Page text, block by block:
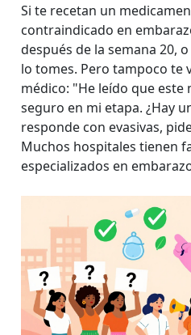
Si te recetan un
contraindicado en
después de la semana 20,
lo tomes. Pero tampoco te
médico: "He leído que este
seguro en mi etapa. ¿Hay
responde con evasivas,
Muchos hospitales tienen
especializados en